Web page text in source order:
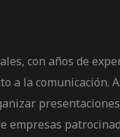
con años de
a la comunicación.
empresas